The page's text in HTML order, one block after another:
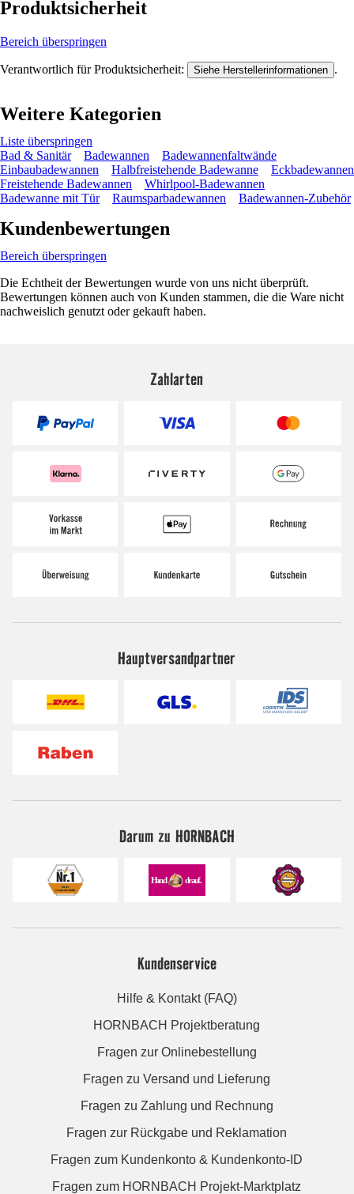
Produktsicherheit
Bereich überspringen
Verantwortlich für Produktsicherheit: Siehe Herstellerinformationen .
Weitere Kategorien
Liste überspringen
Bad & Sanitär
Badewannen
Badewannenfaltwände
Einbaubadewannen
Halbfreistehende Badewanne
Eckbadewannen
Freistehende Badewannen
Whirlpool-Badewannen
Badewanne mit Tür
Raumsparbadewannen Badewannen-Zubehör
Kundenbewertungen
Bereich überspringen
Die Echtheit der Bewertungen wurde von uns nicht überprüft.
Bewertungen können auch von Kunden stammen, die die Ware nicht
nachweislich genutzt oder gekauft haben.
Zahlarten
Hauptversandpartner
Darum zu HORNBACH
Kundenservice
Hilfe & Kontakt (FAQ)
HORNBACH Projektberatung
Fragen zur Onlinebestellung
Fragen zu Versand und Lieferung
Fragen zu Zahlung und Rechnung
Fragen zur Rückgabe und Reklamation
Fragen zum Kundenkonto & Kundenkonto-ID
Fragen zum HORNBACH Projekt-Marktplatz